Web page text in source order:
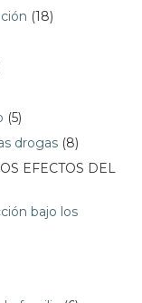
(18)
(5)
drogas (8)
EFECTOS DEL
bajo los